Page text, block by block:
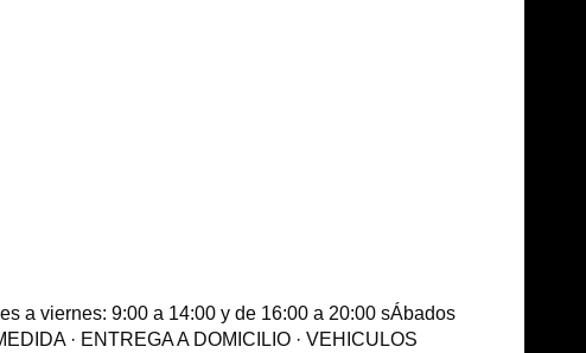
a viernes: 9:00 a 14:00 y de 16:00 a 20:00 sÁbados
· ENTREGA A DOMICILIO · VEHICULOS